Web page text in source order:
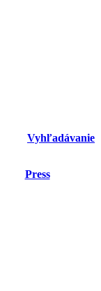
Vyhľadávanie
Press